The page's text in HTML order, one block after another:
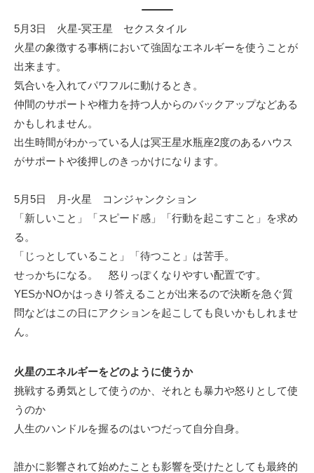
5月3日 火星-冥王星 セクスタイル
火星の象徴する事柄において強固なエネルギーを使うことが
出来ます。
気合いを入れてパワフルに動けるとき。
仲間のサポートや権力を持つ人からのバックアップなどある
かもしれません。
出生時間がわかっている人は冥王星水瓶座2度のあるハウス
がサポートや後押しのきっかけになります。
5月5日 月-火星 コンジャンクション
「新しいこと」「スピード感」「行動を起こすこと」を求め
る。
「じっとしていること」「待つこと」は苦手。
せっかちになる。 怒りっぽくなりやすい配置です。
YESかNOかはっきり答えることが出来るので決断を急ぐ質
問などはこの日にアクションを起こしても良いかもしれませ
ん。
火星のエネルギーをどのように使うか
挑戦する勇気として使うのか、それとも暴力や怒りとして使
うのか
人生のハンドルを握るのはいつだって自分自身。
誰かに影響されて始めたことも影響を受けたとしても最終的